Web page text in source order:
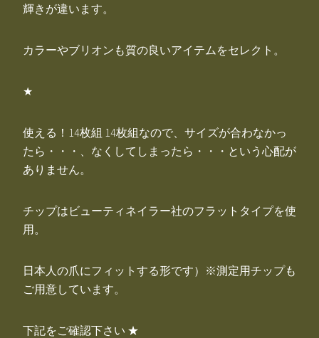
輝きが違います。
カラーやブリオンも質の良いアイテムをセレクト。
★
使える！14枚組 14枚組なので、サイズが合わなかっ
たら・・・、なくしてしまったら・・・という心配が
ありません。
チップはビューティネイラー社のフラットタイプを使
用。
日本人の爪にフィットする形です）※測定用チップも
ご用意しています。
下記をご確認下さい ★